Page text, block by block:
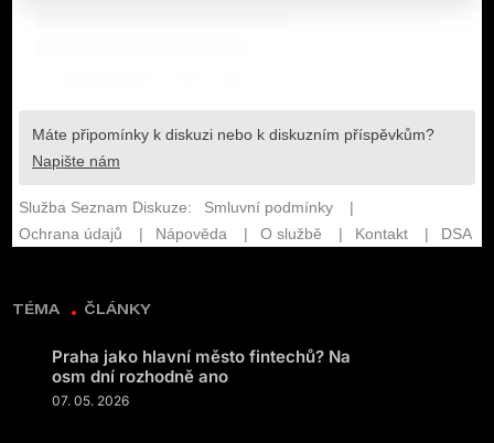
TÉMA ČLÁNKY
Praha jako hlavní město fintechů? Na
osm dní rozhodně ano
07. 05. 2026